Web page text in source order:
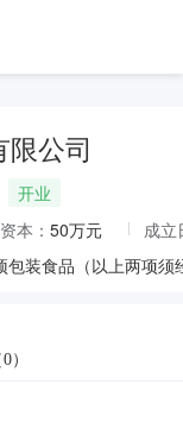
公司
开业
本： 50万元
成立
0）